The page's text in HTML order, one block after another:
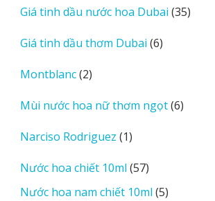
Giá tinh dầu nước hoa Dubai 3535
Giá tinh dầu thơm Dubai 66
Montblanc 22
phẩm
Mùi nước hoa nữ thơm ngọt 66
Narciso Rodriguez 11
phẩm
Nước hoa chiết 10ml 5757
sản
Nước hoa nam chiết 10ml 55